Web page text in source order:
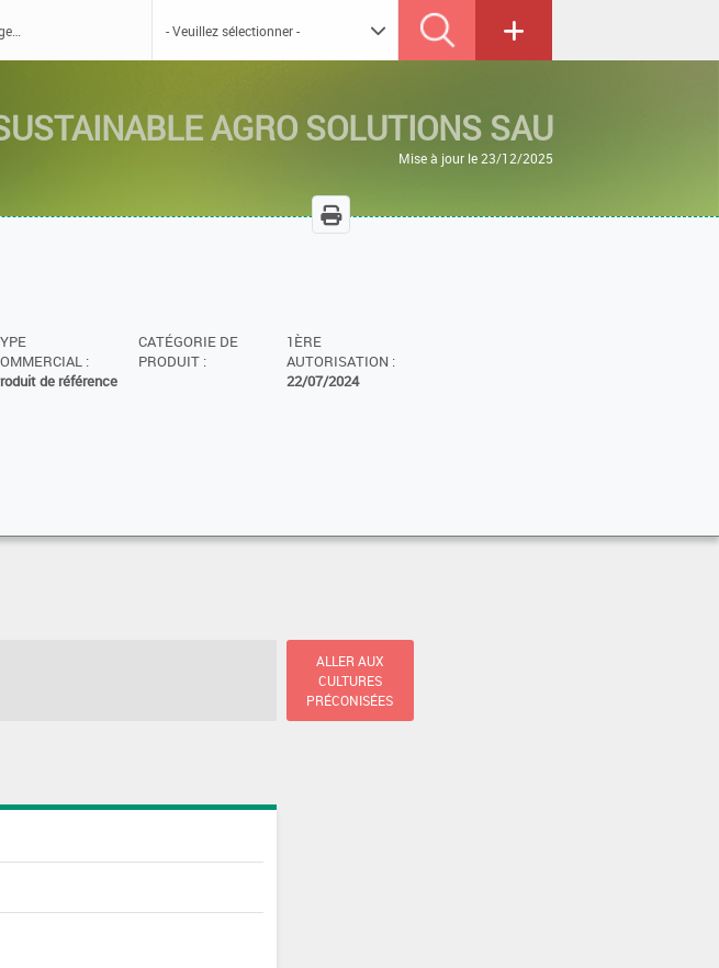
AGRO SOLUTIONS SAU
Mise à jour le 23/12/2025
:
de référence
CATÉGORIE DE
PRODUIT :
1ÈRE
AUTORISATION :
22/07/2024
ALLER AUX
CULTURES
PRÉCONISÉES